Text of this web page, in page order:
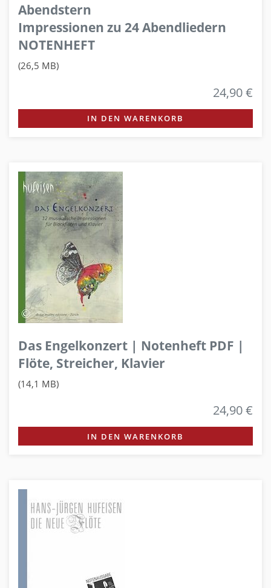
Abendstern
Impressionen zu 24 Abendliedern
NOTENHEFT
(26,5 MB)
24,90 €
IN DEN WARENKORB
Das Engelkonzert | Notenheft PDF |
Flöte, Streicher, Klavier
(14,1 MB)
24,90 €
IN DEN WARENKORB